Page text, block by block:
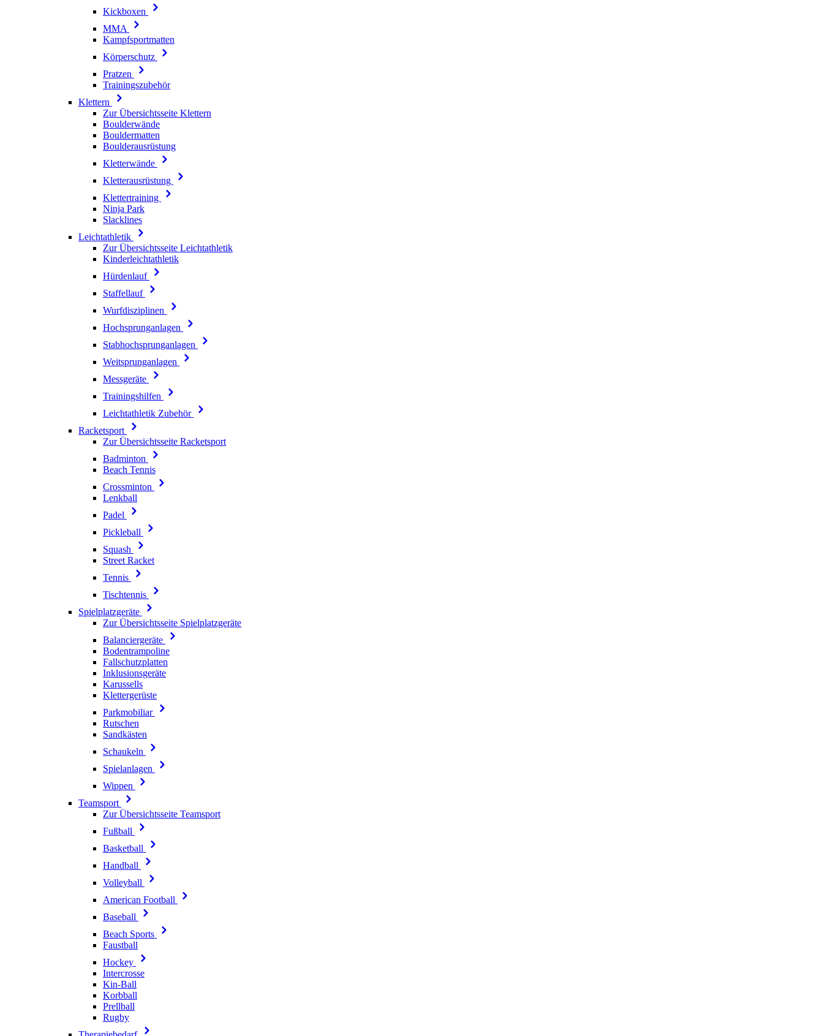
Kickboxen
MMA
Kampfsportmatten
Körperschutz
Pratzen
Trainingszubehör
Klettern
Zur Übersichtsseite Klettern
Boulderwände
Bouldermatten
Boulderausrüstung
Kletterwände
Kletterausrüstung
Klettertraining
Ninja Park
Slacklines
Leichtathletik
Zur Übersichtsseite Leichtathletik
Kinderleichtathletik
Hürdenlauf
Staffellauf
Wurfdisziplinen
Hochsprunganlagen
Stabhochsprunganlagen
Weitsprunganlagen
Messgeräte
Trainingshilfen
Leichtathletik Zubehör
Racketsport
Zur Übersichtsseite Racketsport
Badminton
Beach Tennis
Crossminton
Lenkball
Padel
Pickleball
Squash
Street Racket
Tennis
Tischtennis
Spielplatzgeräte
Zur Übersichtsseite Spielplatzgeräte
Balanciergeräte
Bodentrampoline
Fallschutzplatten
Inklusionsgeräte
Karussells
Klettergerüste
Parkmobiliar
Rutschen
Sandkästen
Schaukeln
Spielanlagen
Wippen
Teamsport
Zur Übersichtsseite Teamsport
Fußball
Basketball
Handball
Volleyball
American Football
Baseball
Beach Sports
Faustball
Hockey
Intercrosse
Kin-Ball
Korbball
Prellball
Rugby